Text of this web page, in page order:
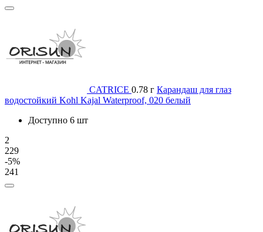
CATRICE 0.78 г Карандаш для глаз
водостойкий Kohl Kajal Waterproof, 020 белый
Доступно 6 шт
2
229
-5%
241